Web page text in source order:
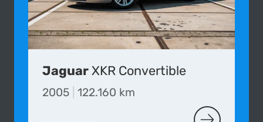
Jaguar XKR Convertible
2005 122.160 km